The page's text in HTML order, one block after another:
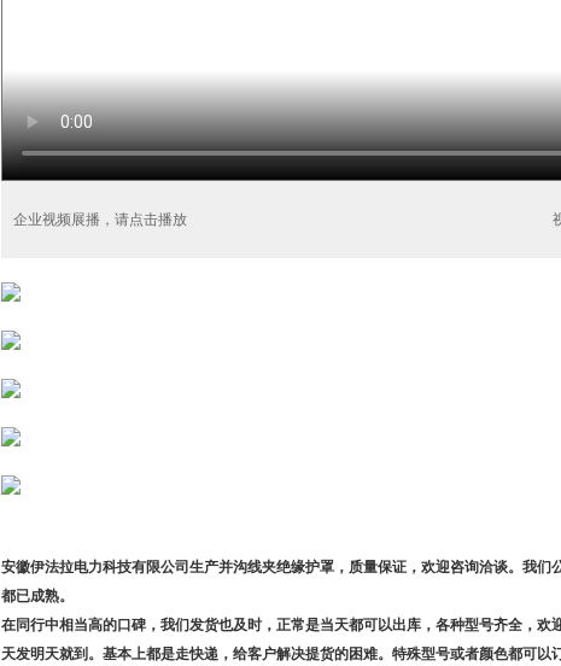
企业视频展播，请点击播放
安徽伊法拉电力科技有限公司生产并沟线夹绝缘护罩，质量保证，欢迎咨询洽谈。我们
都已成熟。
在同行中相当高的口碑，我们发货也及时，正常是当天都可以出库，各种型号齐全，欢
天发明天就到。基本上都是走快递，给客户解决提货的困难。特殊型号或者颜色都可以